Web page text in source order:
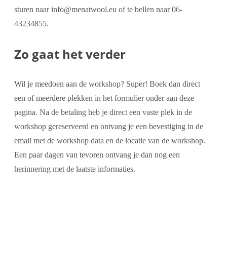
sturen naar info@menatwool.eu of te bellen naar 06-
43234855.
Zo gaat het verder
Wil je meedoen aan de workshop? Super! Boek dan direct
een of meerdere plekken in het formulier onder aan deze
pagina. Na de betaling heb je direct een vaste plek in de
workshop gereserveerd en ontvang je een bevestiging in de
email met de workshop data en de locatie van de workshop.
Een paar dagen van tevoren ontvang je dan nog een
herinnering met de laatste informaties.